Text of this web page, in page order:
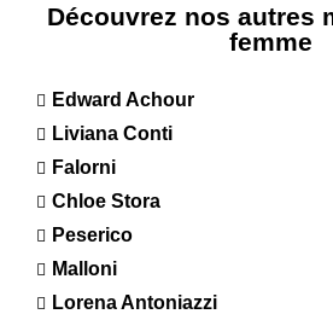
Découvrez nos autres
femme
Edward Achour
Liviana Conti
Falorni
Chloe Stora
Peserico
Malloni
Lorena Antoniazzi